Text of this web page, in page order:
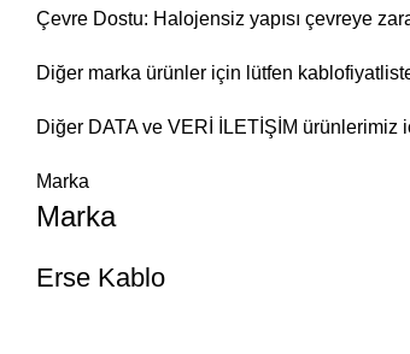
Çevre Dostu: Halojensiz yapısı çevreye
Diğer marka ürünler için lütfen
Diğer DATA ve VERİ İLETİŞİM ürünlerimiz
Marka
Marka
Erse Kablo